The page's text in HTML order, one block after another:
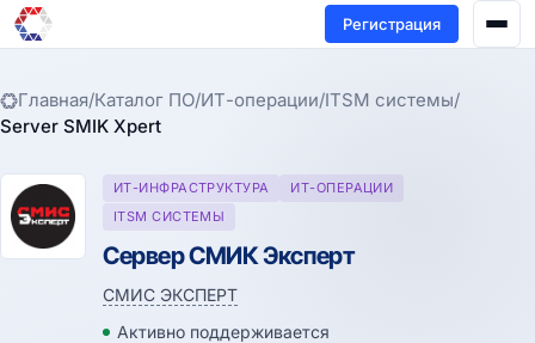
Регистрация
Главная/Каталог ПО/ИТ-операции/ITSM системы/
Server SMIK Xpert
ИТ-ИНФРАСТРУКТУРА
ИТ-ОПЕРАЦИИ
ITSM СИСТЕМЫ
Сервер СМИК Эксперт
СМИС ЭКСПЕРТ
Активно поддерживается